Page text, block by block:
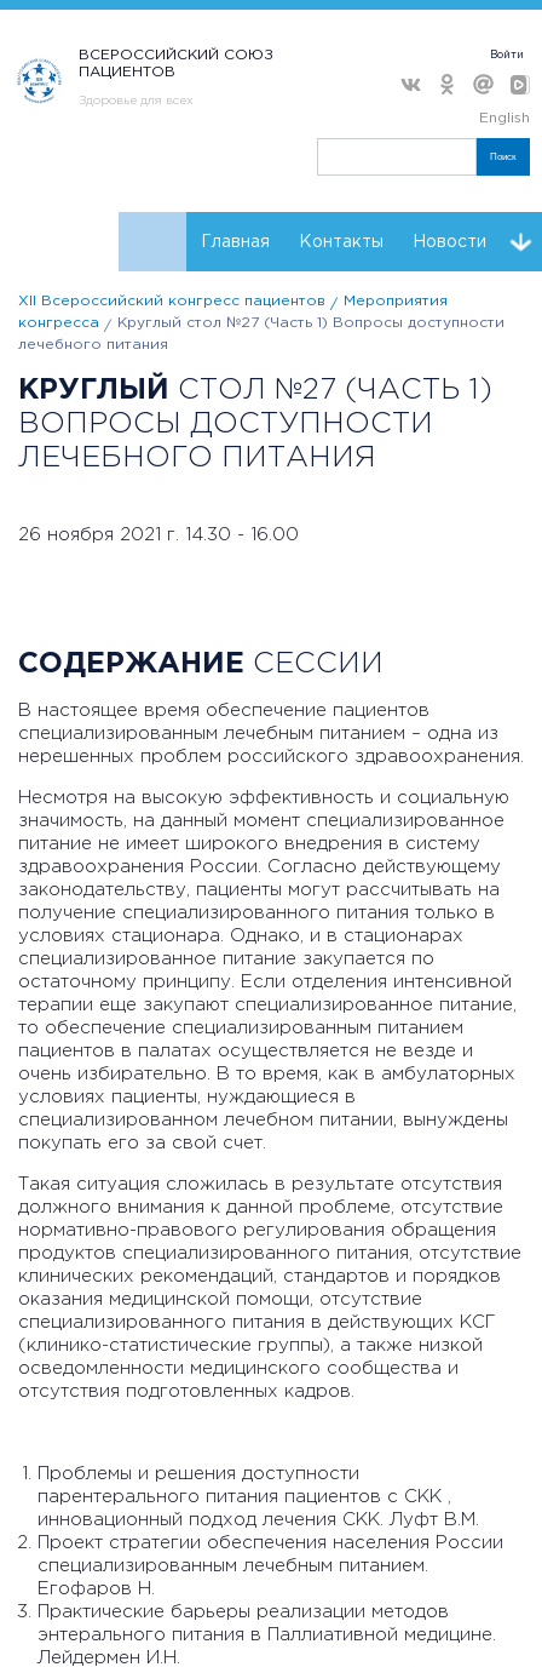
ВСЕРОССИЙСКИЙ СОЮЗ
ПАЦИЕНТОВ
Здоровье для всех
Войти
English
Поиск
Главная Контакты Новости
Расписание Регистрация Мнения
XII Всероссийский конгресс пациентов
Мероприятия
конгресса
Круглый стол №27 (Часть 1) Вопросы доступности
лечебного питания
КРУГЛЫЙ
СТОЛ №27 (ЧАСТЬ 1)
ВОПРОСЫ ДОСТУПНОСТИ
ЛЕЧЕБНОГО ПИТАНИЯ
26 ноября 2021 г. 14.30 - 16.00
СОДЕРЖАНИЕ СЕССИИ
В настоящее время обеспечение пациентов
специализированным лечебным питанием – одна из
нерешенных проблем российского здравоохранения.
Несмотря на высокую эффективность и социальную
значимость, на данный момент специализированное
питание не имеет широкого внедрения в систему
здравоохранения России. Согласно действующему
законодательству, пациенты могут рассчитывать на
получение специализированного питания только в
условиях стационара. Однако, и в стационарах
специализированное питание закупается по
остаточному принципу. Если отделения интенсивной
терапии еще закупают специализированное питание,
то обеспечение специализированным питанием
пациентов в палатах осуществляется не везде и
очень избирательно. В то время, как в амбулаторных
условиях пациенты, нуждающиеся в
специализированном лечебном питании, вынуждены
покупать его за свой счет.
Такая ситуация сложилась в результате отсутствия
должного внимания к данной проблеме, отсутствие
нормативно-правового регулирования обращения
продуктов специализированного питания, отсутствие
клинических рекомендаций, стандартов и порядков
оказания медицинской помощи, отсутствие
специализированного питания в действующих КСГ
(клинико-статистические группы), а также низкой
осведомленности медицинского сообщества и
отсутствия подготовленных кадров.
Проблемы и решения доступности
парентерального питания пациентов с СКК ,
инновационный подход лечения СКК. Луфт В.М.
Проект стратегии обеспечения населения России
специализированным лечебным питанием.
Егофаров Н.
Практические барьеры реализации методов
энтерального питания в Паллиативной медицине.
Лейдермен И.Н.